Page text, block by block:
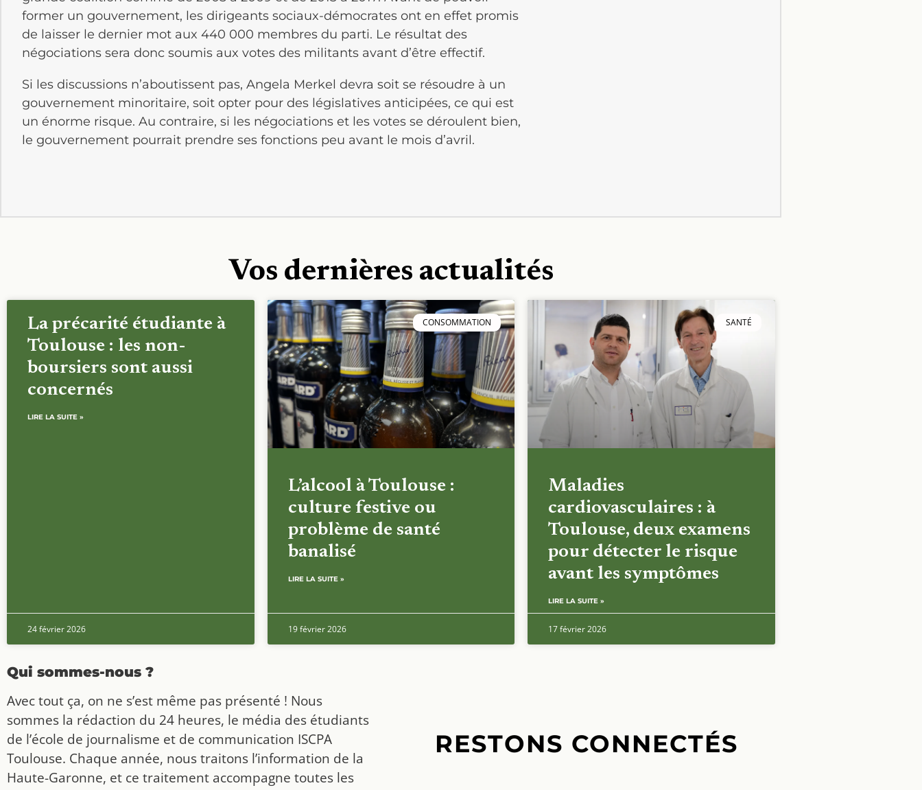
former un gouvernement, les dirigeants sociaux-démocrates ont en effet promis
de laisser le dernier mot aux 440 000 membres du parti. Le résultat des
négociations sera donc soumis aux votes des militants avant d’être effectif.
Si les discussions n’aboutissent pas, Angela Merkel devra soit se résoudre à un
gouvernement minoritaire, soit opter pour des législatives anticipées, ce qui est
un énorme risque. Au contraire, si les négociations et les votes se déroulent bien,
le gouvernement pourrait prendre ses fonctions peu avant le mois d’avril.
Vos dernières actualités
La précarité étudiante à
Toulouse : les non-
boursiers sont aussi
concernés
LIRE LA SUITE »
24 février 2026
CONSOMMATION
L’alcool à Toulouse :
culture festive ou
problème de santé
banalisé
LIRE LA SUITE »
19 février 2026
SANTÉ
Maladies
cardiovasculaires : à
Toulouse, deux examens
pour détecter le risque
avant les symptômes
LIRE LA SUITE »
17 février 2026
Qui sommes-nous ?
Avec tout ça, on ne s’est même pas présenté ! Nous
sommes la rédaction du 24 heures, le média des étudiants
de l’école de journalisme et de communication ISCPA
Toulouse. Chaque année, nous traitons l’information de la
Haute-Garonne, et ce traitement accompagne toutes les
RESTONS CONNECTÉS